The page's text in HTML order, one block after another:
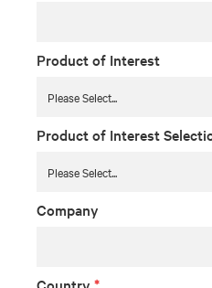
Product of Interest
Product of Interest
Company